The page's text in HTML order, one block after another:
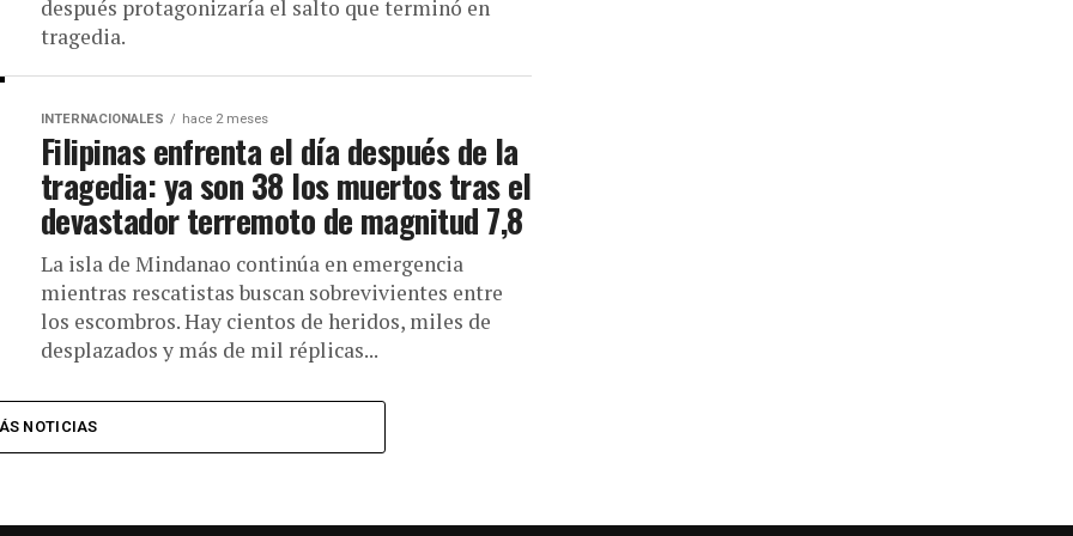
después protagonizaría el salto que terminó en
tragedia.
INTERNACIONALES hace 2 meses
Filipinas enfrenta el día después de la
tragedia: ya son 38 los muertos tras el
devastador terremoto de magnitud 7,8
La isla de Mindanao continúa en emergencia
mientras rescatistas buscan sobrevivientes entre
los escombros. Hay cientos de heridos, miles de
desplazados y más de mil réplicas...
NOTICIAS